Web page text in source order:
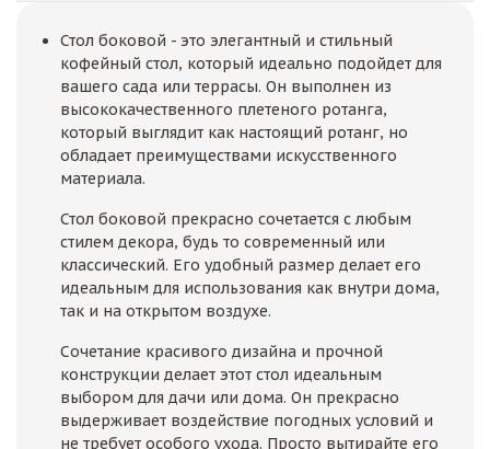
Стол боковой - это элегантный и стильный
кофейный стол, который идеально подойдет для
вашего сада или террасы. Он выполнен из
высококачественного плетеного ротанга,
который выглядит как настоящий ротанг, но
обладает преимуществами искусственного
материала.
Стол боковой прекрасно сочетается с любым
стилем декора, будь то современный или
классический. Его удобный размер делает его
идеальным для использования как внутри дома,
так и на открытом воздухе.
Сочетание красивого дизайна и прочной
конструкции делает этот стол идеальным
выбором для дачи или дома. Он прекрасно
выдерживает воздействие погодных условий и
не требует особого ухода. Просто вытирайте его